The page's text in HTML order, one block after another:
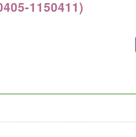
1150411)